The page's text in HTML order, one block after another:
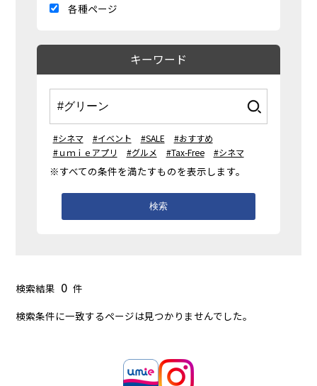
各種ページ
キーワード
#シネマ #イベント #SALE
#おすすめ
#ｕｍｉｅアプリ
#グルメ #Tax-Free #シネマ
※すべての条件を満たすものを表示します。
検索
検索結果 0 件
検索条件に一致するページは見つかりませんでした。